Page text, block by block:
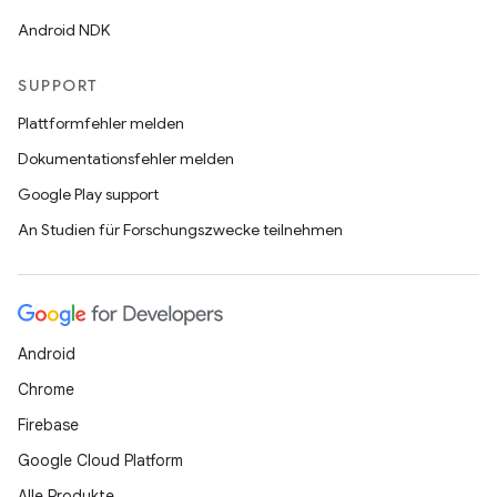
Android NDK
SUPPORT
Plattformfehler melden
Dokumentationsfehler melden
Google Play support
An Studien für Forschungszwecke teilnehmen
Android
Chrome
Firebase
Google Cloud Platform